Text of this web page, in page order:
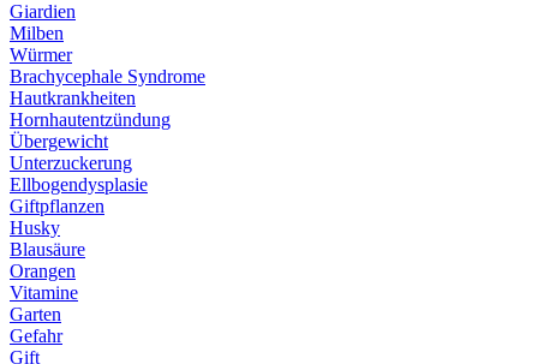
Giardien
Milben
Würmer
Brachycephale Syndrome
Hautkrankheiten
Hornhautentzündung
Übergewicht
Unterzuckerung
Ellbogendysplasie
Giftpflanzen
Husky
Blausäure
Orangen
Vitamine
Garten
Gefahr
Gift